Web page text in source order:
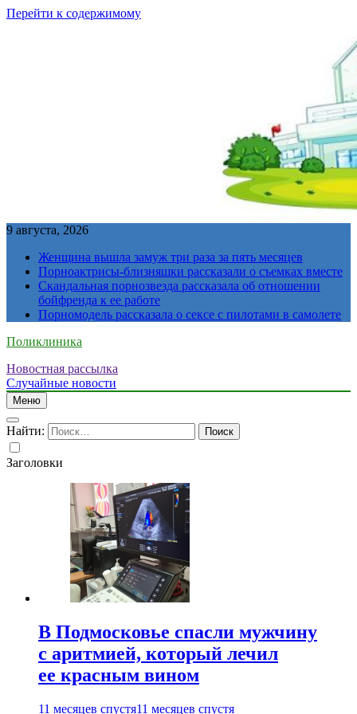
Перейти к содержимому
9 августа, 2026
Женщина вышла замуж три раза за пять месяцев
Порноактрисы-близняшки рассказали о съемках вместе
Скандальная порнозвезда рассказала об отношении
бойфренда к ее работе
Порномодель рассказала о сексе с пилотами в самолете
Поликлиника
Новостная рассылка
Случайные новости
Меню
Найти:
Заголовки
В Подмосковье спасли мужчину
с аритмией, который лечил
ее красным вином
11 месяцев спустя11 месяцев спустя